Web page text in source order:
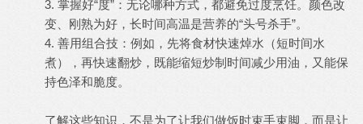
3. 掌握好“度”：无论哪种方式，都避免过度烹饪。颜色改
变、刚熟为好，长时间高温是营养的“头号杀手”。
4. 善用组合技：例如，先将食材快速焯水（短时间水
煮），再快速翻炒，既能缩短炒制时间减少用油，又能保
持色泽和脆度。
了解这些知识，不是为了让我们做饭时束手束脚，而是让